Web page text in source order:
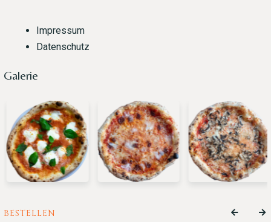
Impressum
Datenschutz
Galerie
BESTELLEN